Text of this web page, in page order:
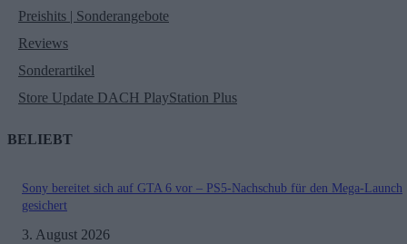
Preishits | Sonderangebote
Reviews
Sonderartikel
Store Update DACH PlayStation Plus
BELIEBT
Sony bereitet sich auf GTA 6 vor – PS5-Nachschub für den Mega-Launch
gesichert
3. August 2026